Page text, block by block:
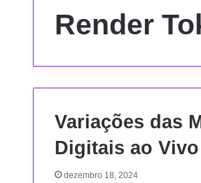
Render
Variações das
Digitais ao Vivo
dezembro 18, 2024